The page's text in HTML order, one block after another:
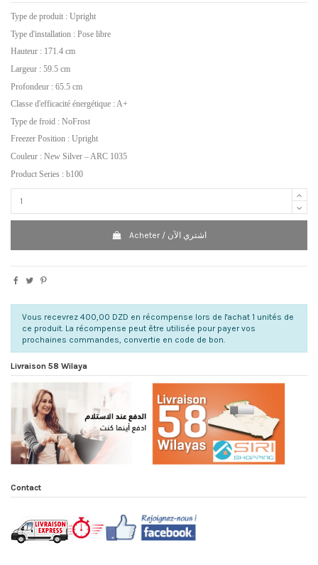
Type de produit : Upright
Type d'installation : Pose libre
Hauteur : 171.4 cm
Largeur : 59.5 cm
Profondeur : 65.5 cm
Classe d'efficacité énergétique : A+
Type de froid : NoFrost
Freezer Position : Upright
Couleur : New Silver – ARC 1035
Product Series : b100
Acheter / اشتري الآن
Vous recevrez 400,00 DZD en récompense lors de l'achat 1 unités de
ce produit. La récompense peut être utilisée pour payer vos
prochaines commandes, convertie en code de bon.
Livraison 58 Wilaya
Contact